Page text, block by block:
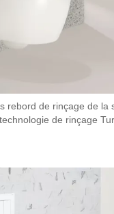
rebord de rinçage de la
de rinçage